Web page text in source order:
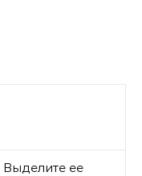
Выделите ее